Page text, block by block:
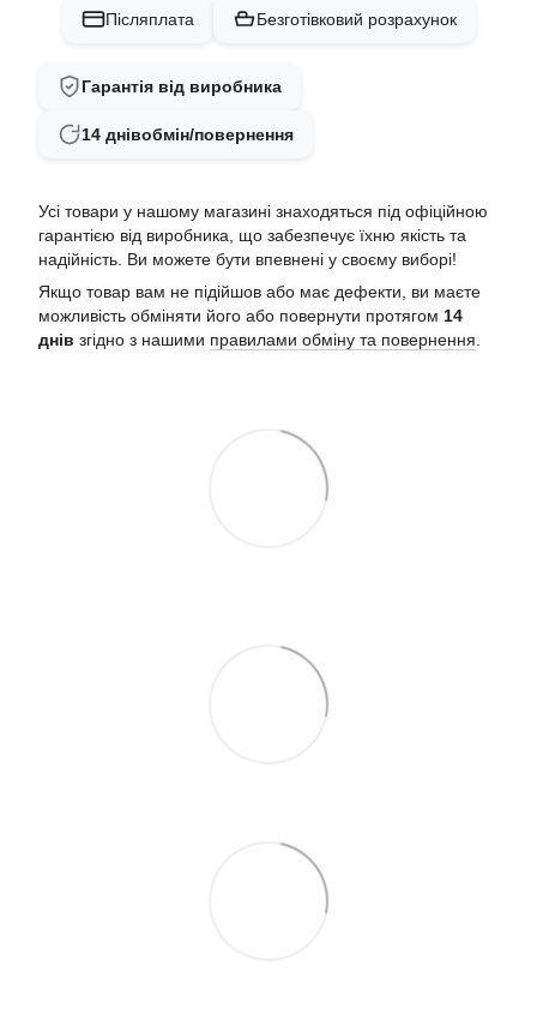
Післяплата Безготівковий розрахунок
Гарантія від виробника
14 днівобмін/повернення
Усі товари у нашому магазині знаходяться під офіційною
гарантією від виробника, що забезпечує їхню якість та
надійність. Ви можете бути впевнені у своєму виборі!
Якщо товар вам не підійшов або має дефекти, ви маєте
можливість обміняти його або повернути протягом 14
днів згідно з нашими правилами обміну та повернення